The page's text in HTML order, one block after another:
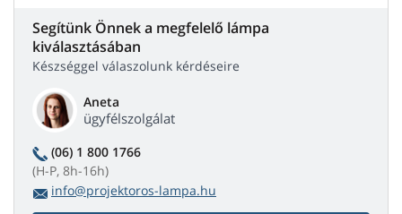
Segítünk Önnek a megfelelő lámpa
kiválasztásában
Készséggel válaszolunk kérdéseire
Aneta
ügyfélszolgálat
(06) 1 800 1766
(H-P, 8h-16h)
info@projektoros-lampa.hu